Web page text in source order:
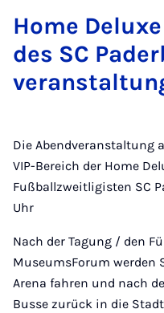
Home
des SC
Die Abendveranstaltung
VIP-Bereich der Home
Fußballzweitligisten SC
Uhr
Nach der Tagung / den
MuseumsForum werden
Arena fahren und nach
Busse zurück in die